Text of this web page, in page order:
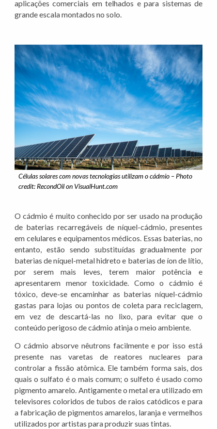
aplicações comerciais em telhados e para sistemas de
grande escala montados no solo.
Células solares com novas tecnologias utilizam o cádmio – Photo
credit: RecondOil on VisualHunt.com
O cádmio é muito conhecido por ser usado na produção
de baterias recarregáveis de níquel-cádmio, presentes
em celulares e equipamentos médicos. Essas baterias, no
entanto, estão sendo substituídas gradualmente por
baterias de níquel-metal hidreto e baterias de íon de lítio,
por serem mais leves, terem maior potência e
apresentarem menor toxicidade. Como o cádmio é
tóxico, deve-se encaminhar as baterias níquel-cádmio
gastas para lojas ou pontos de coleta para reciclagem,
em vez de descartá-las no lixo, para evitar que o
conteúdo perigoso de cádmio atinja o meio ambiente.
O cádmio absorve nêutrons facilmente e por isso está
presente nas varetas de reatores nucleares para
controlar a fissão atômica. Ele também forma sais, dos
quais o sulfato é o mais comum; o sulfeto é usado como
pigmento amarelo. Antigamente o metal era utilizado em
televisores coloridos de tubos de raios catódicos e para
a fabricação de pigmentos amarelos, laranja e vermelhos
utilizados por artistas para produzir suas tintas.